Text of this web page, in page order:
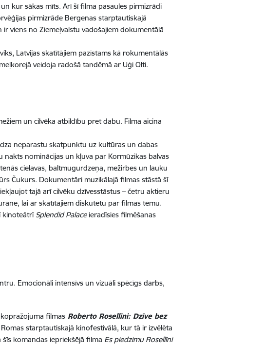
kur sākas mīts. Arī šī filma pasaules pirmizrādi
pirmizrāde Bergenas starptautiskajā
viens no Ziemeļvalstu vadošajiem dokumentālā
Latvijas skatītājiem pazīstams kā rokumentālās
veidoja radošā tandēmā ar Uģi Olti.
un cilvēka atbildību pret dabu. Filma aicina
neparastu skatpunktu uz kultūras un dabas
nominācijas un kļuva par Kormūzikas balvas
cielavas, baltmugurdzeņa, mežirbes un lauku
Čukurs. Dokumentāri muzikālajā filmas stāstā šī
tajā arī cilvēku dzīvesstāstus – četru aktieru
lai ar skatītājiem diskutētu par filmas tēmu.
kinoteātrī Splendid Palaceieradīsies filmēšanas
Emocionāli intensīvs un vizuāli spēcīgs darbs,
filmas Roberto Rosellīni: Dzīve bez
starptautiskajā kinofestivālā, kur tā ir izvēlēta
komandas iepriekšējā filma Es piedzimu Rosellīni